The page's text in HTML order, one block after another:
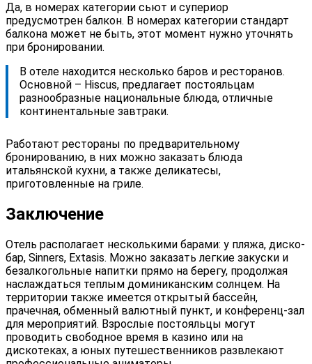
Да, в номерах категории сьют и супериор
предусмотрен балкон. В номерах категории стандарт
балкона может не быть, этот момент нужно уточнять
при бронировании.
В отеле находится несколько баров и ресторанов.
Основной – Hiscus, предлагает постояльцам
разнообразные национальные блюда, отличные
континентальные завтраки.
Работают рестораны по предварительному
бронированию, в них можно заказать блюда
итальянской кухни, а также деликатесы,
приготовленные на гриле.
Заключение
Отель располагает несколькими барами: у пляжа, диско-
бар, Sinners, Extasis. Можно заказать легкие закуски и
безалкогольные напитки прямо на берегу, продолжая
наслаждаться теплым доминиканским солнцем. На
территории также имеется открытый бассейн,
прачечная, обменный валютный пункт, и конференц-зал
для мероприятий. Взрослые постояльцы могут
проводить свободное время в казино или на
дискотеках, а юных путешественников развлекают